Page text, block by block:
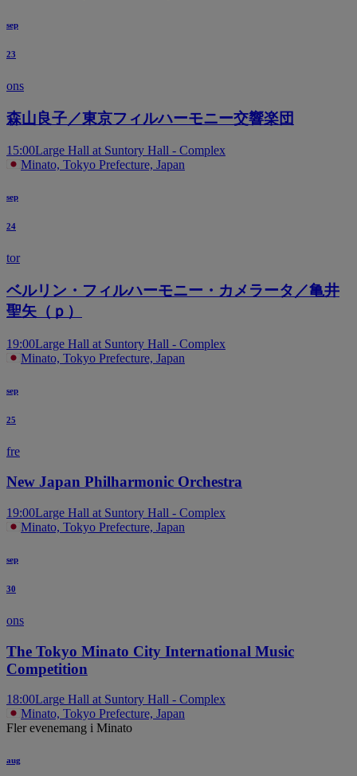
sep
23
ons
森山良子／東京フィルハーモニー交響楽団
15:00Large Hall at Suntory Hall - Complex
Minato, Tokyo Prefecture, Japan
sep
24
tor
ベルリン・フィルハーモニー・カメラータ／亀井
聖矢（ｐ）
19:00Large Hall at Suntory Hall - Complex
Minato, Tokyo Prefecture, Japan
sep
25
fre
New Japan Philharmonic Orchestra
19:00Large Hall at Suntory Hall - Complex
Minato, Tokyo Prefecture, Japan
sep
30
ons
The Tokyo Minato City International Music
Competition
18:00Large Hall at Suntory Hall - Complex
Minato, Tokyo Prefecture, Japan
Fler evenemang i Minato
aug